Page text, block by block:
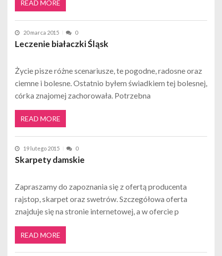
READ MORE
20 marca 2015 0
Leczenie białaczki Śląsk
Życie pisze różne scenariusze, te pogodne, radosne oraz
ciemne i bolesne. Ostatnio byłem świadkiem tej bolesnej,
córka znajomej zachorowała. Potrzebna
READ MORE
19 lutego 2015 0
Skarpety damskie
Zapraszamy do zapoznania się z ofertą producenta
rajstop, skarpet oraz swetrów. Szczegółowa oferta
znajduje się na stronie internetowej, a w ofercie p
READ MORE